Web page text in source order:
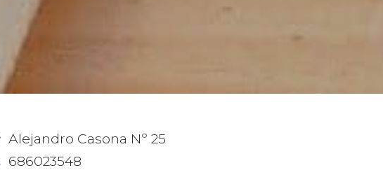
Alejandro Casona Nº 25
686023548